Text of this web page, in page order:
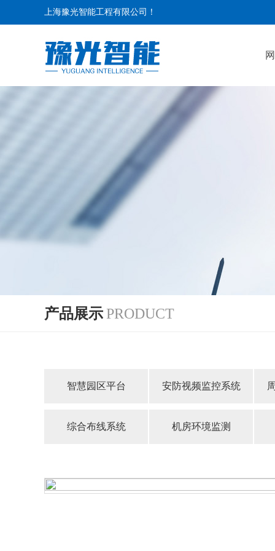
上海豫光智能工程有限公司！
产品展示 PRODUCT
智慧园区平台 安防视频监控系统
综合布线系统 机房环境监测